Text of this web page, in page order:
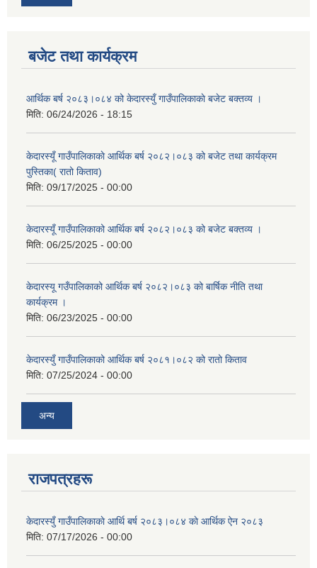
बजेट तथा कार्यक्रम
आर्थिक बर्ष २०८३।०८४ को केदारस्युँ गाउँपालिकाकाे बजेट बक्तव्य ।
मिति: 06/24/2026 - 18:15
केदारस्यूँ गाउँपालिकाकाे आर्थिक बर्ष २०८२।०८३ को बजेट तथा कार्यक्रम
पुस्तिका( रातो किताव)
मिति: 09/17/2025 - 00:00
केदारस्यूँ गाउँपालिकाको आर्थिक बर्ष २०८२।०८३ को बजेट बक्तव्य ।
मिति: 06/25/2025 - 00:00
केदारस्यू गउँपालिकाको आर्थिक बर्ष २०८२।०८३ को बार्षिक नीति तथा
कार्यक्रम ।
मिति: 06/23/2025 - 00:00
केदारस्युँ गाउँपालिकाको आर्थिक बर्ष २०८१।०८२ को रातो किताव
मिति: 07/25/2024 - 00:00
अन्य
राजपत्रहरू
केदारस्युँ गाउँपालिकाकाे आर्थि बर्ष २०८३।०८४ काे आर्थिक ऐन २०८३
मिति: 07/17/2026 - 00:00